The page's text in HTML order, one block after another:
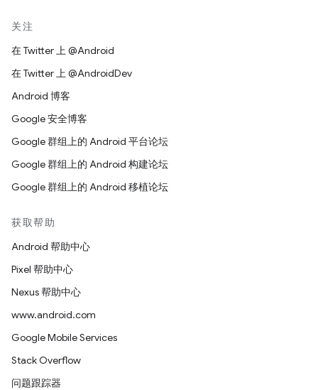
关注
在 Twitter 上 @Android
在 Twitter 上 @AndroidDev
Android 博客
Google 安全博客
Google 群组上的 Android 平台论坛
Google 群组上的 Android 构建论坛
Google 群组上的 Android 移植论坛
获取帮助
Android 帮助中心
Pixel 帮助中心
Nexus 帮助中心
www.android.com
Google Mobile Services
Stack Overflow
问题跟踪器